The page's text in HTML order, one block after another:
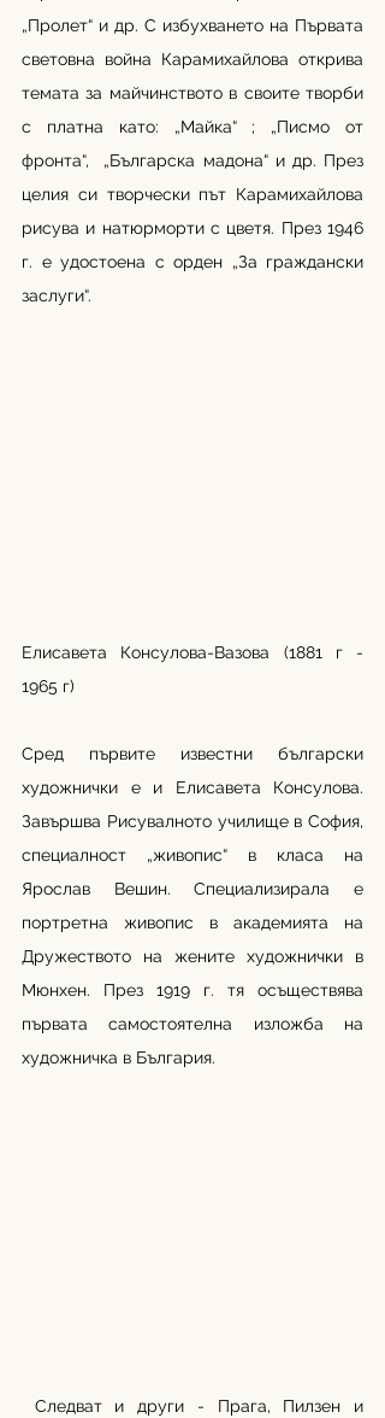
„Пролет“ и др. С избухването на Първата
световна война Карамихайлова открива
темата за майчинството в своите творби
с платна като: „Майка“ ; „Писмо от
фронта“,  „Българска мадона“ и др. През
целия си творчески път Карамихайлова
рисува и натюрморти с цветя. През 1946
г. е удостоена с орден „За граждански
заслуги“.
Елисавета Консулова-Вазова (1881 г -
1965 г)
Сред първите известни български
художнички е и Елисавета Консулова.
Завършва Рисувалното училище в София,
специалност „живопис“ в класа на
Ярослав Вешин. Специализирала е
портретна живопис в академията на
Дружеството на жените художнички в
Мюнхен. През 1919 г. тя осъществява
първата самостоятелна изложба на
художничка в България.